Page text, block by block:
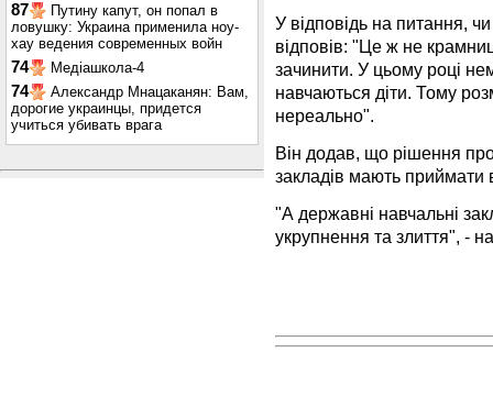
87
Путину капут, он попал в
ловушку: Украина применила ноу-
хау ведения современных войн
74 Медіашкола-4
74
Александр Мнацаканян: Вам,
дорогие украинцы, придется
учиться убивать врага
У відповідь на питання,
відповів: "Це ж не
зачинити. У цьому році
навчаються діти. Тому
нереально".
Він додав, що рішення
закладів мають приймати
"А державні навчальні
укрупнення та злиття", -